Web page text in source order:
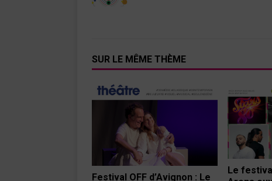
SUR LE MÊME THÈME
Festival OFF d’Avignon : Le
Le